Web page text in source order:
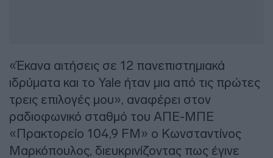
«Έκανα αιτήσεις σε 12 πανεπιστημιακά
ιδρύματα και το Yale ήταν μια από τις πρώτες
τρεις επιλογές μου», αναφέρει στον
ραδιοφωνικό σταθμό του ΑΠΕ-ΜΠΕ
«Πρακτορείο 104,9 FM» ο Κωνσταντίνος
Μαρκόπουλος, διευκρινίζοντας πως έγινε